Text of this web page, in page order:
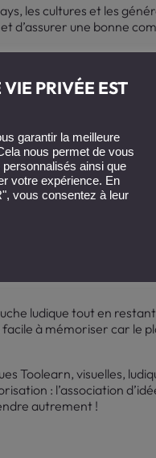
les cultures et les
d’assurer une bonne
pratiques…)
en milieu
le suivi. Ce sont avant
cette valeur
à mémoriser.
pour toute personne
des sujets
problématique
et plus
ludique tout en restant
à mémoriser car le
Toolearn, visuelles,
: l’association
autrement !
PRIVÉE EST
garantir la meilleure
nous permet de vous
ainsi que
votre expérience. En
vous consentez à leur